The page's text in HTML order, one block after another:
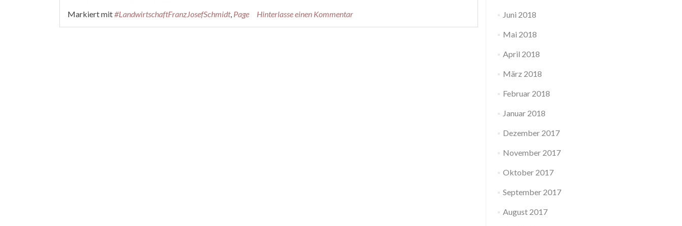
Markiert mit#LandwirtschaftFranzJosefSchmidt, Page Hinterlasse einen Kommentar Juni 2018
Mai 2018
April 2018
März 2018
Februar 2018
Januar 2018
Dezember 2017
November 2017
Oktober 2017
September 2017
August 2017